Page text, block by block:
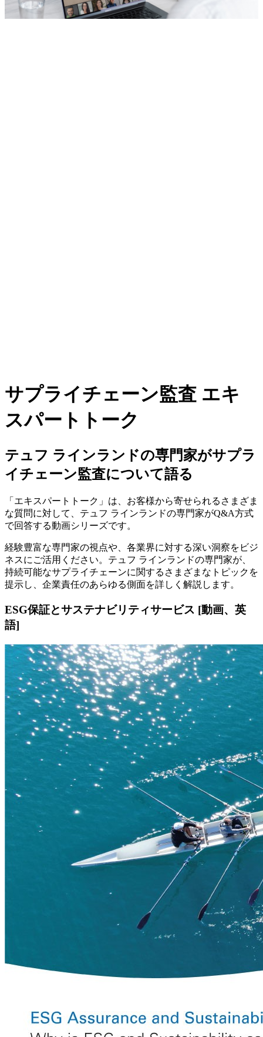
サプライチェーン監査 エキ
スパートトーク
テュフ ラインランドの専門家がサプラ
イチェーン監査について語る
「エキスパートトーク」は、お客様から寄せられるさまざま
な質問に対して、テュフ ラインランドの専門家がQ&A方式
で回答する動画シリーズです。
経験豊富な専門家の視点や、各業界に対する深い洞察をビジ
ネスにご活用ください。テュフ ラインランドの専門家が、
持続可能なサプライチェーンに関するさまざまなトピックを
提示し、企業責任のあらゆる側面を詳しく解説します。
ESG保証とサステナビリティサービス [動画、英
語]